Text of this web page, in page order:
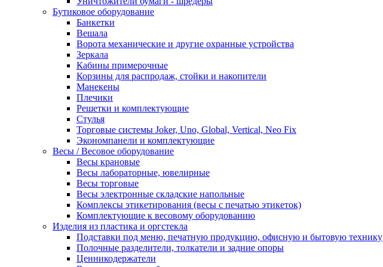
Бутиковое оборудование
Банкетки
Вешала
Ворота механические и другие охранные устройства
Зеркала
Кабины примерочные
Корзины для распродаж, стойки и накопители
Манекены
Плечики
Решетки и комплектующие
Стулья
Торговые системы Joker, Uno, Global, Vertical, Neo Fix
Экономпанели и комплектующие
Весы / Весовое оборудование
Весы крановые
Весы лабораторные, ювелирные
Весы торговые
Весы электронные складские напольные
Комплексы этикетирования (весы с печатью этикеток)
Комплектующие к весовому оборудованию
Изделия из пластика и оргстекла
Подставки под меню, печатную продукцию, офисную и бытовую технику
Полочные разделители, толкатели и задние опоры
Ценникодержатели